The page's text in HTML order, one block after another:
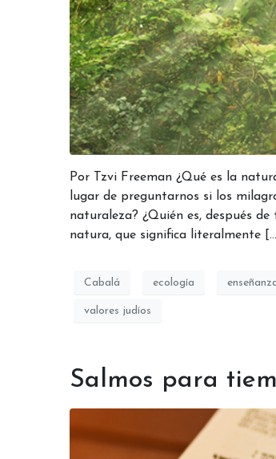
Por Tzvi Freeman ¿Qué es la
lugar de preguntarnos si los
naturaleza? ¿Quién es, después
natura, que significa literalmente […]
Cabalá ecología
valores judíos
Salmos para